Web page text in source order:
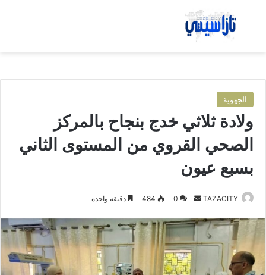
بحث عن
الجهوية
ولادة ثلاثي خدج بنجاح بالمركز
الصحي القروي من المستوى الثاني
بسبع عيون
TAZACITY
س
ل
ر
0
484 دقيقة واحدة